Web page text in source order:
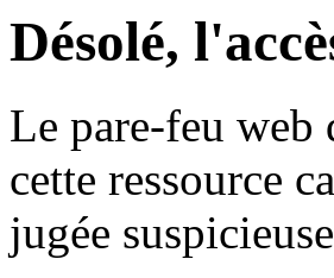
Désolé,
Le pare-feu web
cette ressource
jugée